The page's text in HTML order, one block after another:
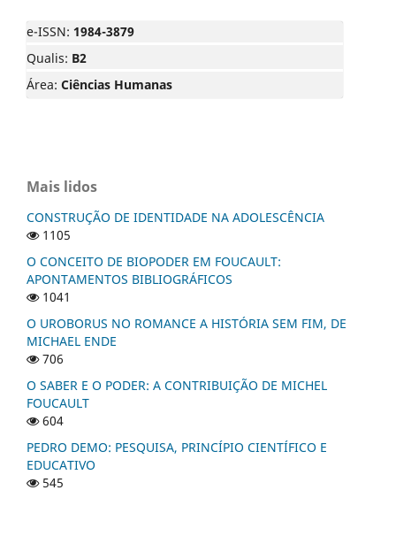
e-ISSN: 1984-3879
Qualis: B2
Área: Ciências Humanas
Mais lidos
CONSTRUÇÃO DE IDENTIDADE NA ADOLESCÊNCIA
1105
O CONCEITO DE BIOPODER EM FOUCAULT:
APONTAMENTOS BIBLIOGRÁFICOS
1041
O UROBORUS NO ROMANCE A HISTÓRIA SEM FIM, DE
MICHAEL ENDE
706
O SABER E O PODER: A CONTRIBUIÇÃO DE MICHEL
FOUCAULT
604
PEDRO DEMO: PESQUISA, PRINCÍPIO CIENTÍFICO E
EDUCATIVO
545